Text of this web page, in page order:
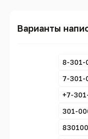
Варианты
8-301-
7-301-
+7-
301-